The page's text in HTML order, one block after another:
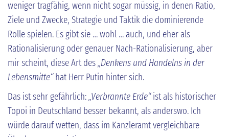
weniger tragfähig, wenn nicht sogar müssig, in denen Ratio,
Ziele und Zwecke, Strategie und Taktik die dominierende
Rolle spielen. Es gibt sie … wohl … auch, und eher als
Rationalisierung oder genauer Nach-Rationalisierung, aber
mir scheint, diese Art des„Denkens und Handelns in der
Lebensmitte“hat Herr Putin hinter sich.
Das ist sehr gefährlich:„Verbrannte Erde“ist als historischer
Topoi in Deutschland besser bekannt, als anderswo. Ich
würde darauf wetten, dass im Kanzleramt vergleichbare